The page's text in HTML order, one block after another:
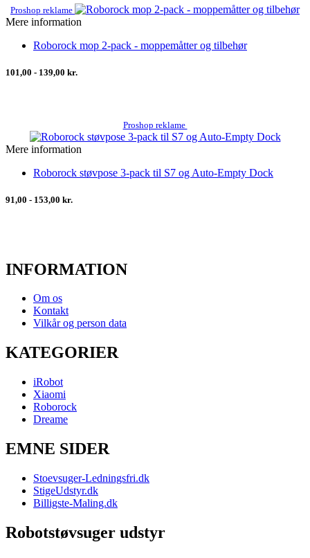
Proshop reklame
Mere information
Roborock mop 2-pack - moppemåtter og tilbehør
101,00 - 139,00 kr.
Proshop reklame
Mere information
Roborock støvpose 3-pack til S7 og Auto-Empty Dock
91,00 - 153,00 kr.
INFORMATION
Om os
Kontakt
Vilkår og person data
KATEGORIER
iRobot
Xiaomi
Roborock
Dreame
EMNE SIDER
Stoevsuger-Ledningsfri.dk
StigeUdstyr.dk
Billigste-Maling.dk
Robotstøvsuger udstyr